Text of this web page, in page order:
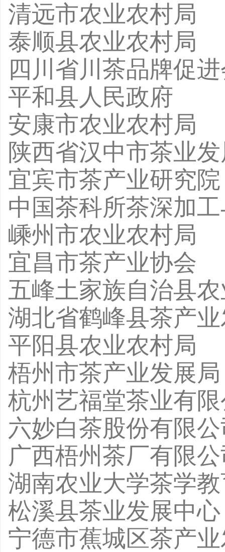
清远市农业农村局
泰顺县农业农村局
四川省川茶品牌促
平和县人民政府
安康市农业农村局
陕西省汉中市茶业
宜宾市茶产业研究院
中国茶科所茶深加
嵊州市农业农村局
宜昌市茶产业协会
五峰土家族自治县
湖北省鹤峰县茶产
平阳县农业农村局
梧州市茶产业发展局
杭州艺福堂茶业有
六妙白茶股份有限
广西梧州茶厂有限
湖南农业大学茶学
松溪县茶业发展中心
宁德市蕉城区茶产